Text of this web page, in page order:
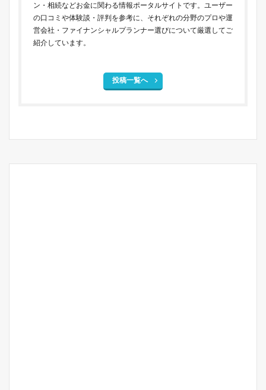
ン・相続などお金に関わる情報ポータルサイトです。ユーザー
の口コミや体験談・評判を参考に、それぞれの分野のプロや運
営会社・ファイナンシャルプランナー選びについて厳選してご
紹介しています。
投稿一覧へ